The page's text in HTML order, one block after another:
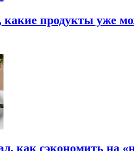
какие продукты уже
как сэкономить на